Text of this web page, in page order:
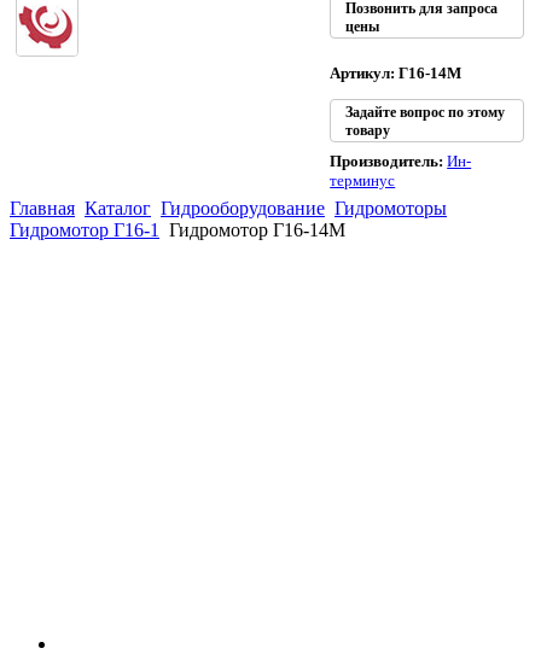
Позвонить для запроса
цены
Артикул: Г16-14М
Задайте вопрос по этому
товару
Производитель:Ин-
терминус
Главная Каталог Гидрооборудование Гидромоторы
Гидромотор Г16-1
Гидромотор Г16-14М